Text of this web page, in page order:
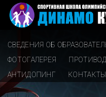
СВЕДЕНИЯ ОБ
ФОТОГАЛЕРЕЯ
АНТИДОПИНГ
КОНТАКТЫ